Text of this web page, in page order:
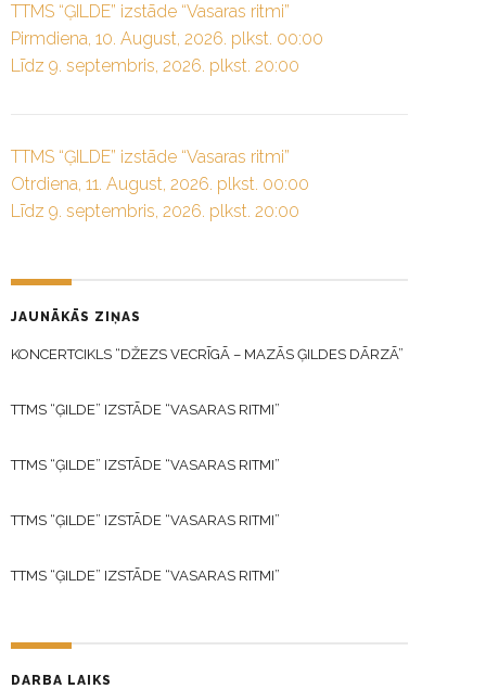
TTMS “ĢILDE” izstāde “Vasaras ritmi”
Pirmdiena, 10. August, 2026. plkst. 00:00
Līdz 9. septembris, 2026. plkst. 20:00
TTMS “ĢILDE” izstāde “Vasaras ritmi”
Otrdiena, 11. August, 2026. plkst. 00:00
Līdz 9. septembris, 2026. plkst. 20:00
JAUNĀKĀS ZIŅAS
KONCERTCIKLS “DŽEZS VECRĪGĀ – MAZĀS ĢILDES DĀRZĀ”
TTMS “ĢILDE” IZSTĀDE “VASARAS RITMI”
TTMS “ĢILDE” IZSTĀDE “VASARAS RITMI”
TTMS “ĢILDE” IZSTĀDE “VASARAS RITMI”
TTMS “ĢILDE” IZSTĀDE “VASARAS RITMI”
DARBA LAIKS